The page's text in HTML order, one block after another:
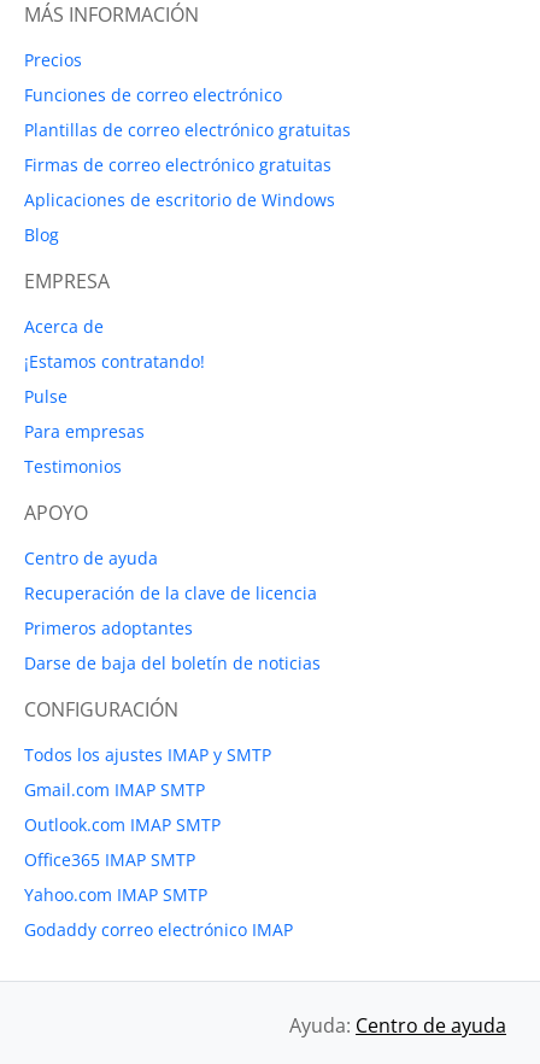
MÁS INFORMACIÓN
Precios
Funciones de correo electrónico
Plantillas de correo electrónico gratuitas
Firmas de correo electrónico gratuitas
Aplicaciones de escritorio de Windows
Blog
EMPRESA
Acerca de
¡Estamos contratando!
Pulse
Para empresas
Testimonios
APOYO
Centro de ayuda
Recuperación de la clave de licencia
Primeros adoptantes
Darse de baja del boletín de noticias
CONFIGURACIÓN
Todos los ajustes IMAP y SMTP
Gmail.com IMAP SMTP
Outlook.com IMAP SMTP
Office365 IMAP SMTP
Yahoo.com IMAP SMTP
Godaddy correo electrónico IMAP
Ayuda: Centro de ayuda